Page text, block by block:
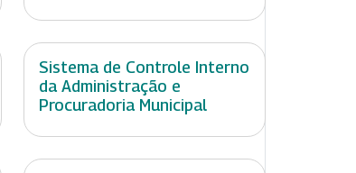
Sistema de Controle Interno
da Administração e
Procuradoria Municipal